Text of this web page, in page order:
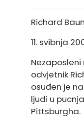
Richard
11. svibnja
odvjetnik
osuđen je
ljudi u
Pittsburgha.